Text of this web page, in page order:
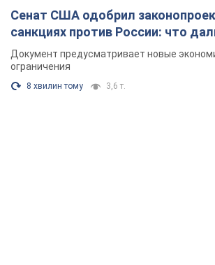
Сенат США одобрил
санкциях против России: что
Документ предусматривает новые
ограничения
8 хвилин тому 3,6 т.